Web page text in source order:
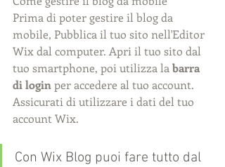
Prima di poter gestire il blog da
mobile, Pubblica il tuo sito nell'Editor
Wix dal computer. Apri il tuo sito dal
tuo smartphone, poi utilizza la barra
di login per accedere al tuo account.
Assicurati di utilizzare i dati del tuo
account Wix.
Con Wix Blog puoi fare tutto dal